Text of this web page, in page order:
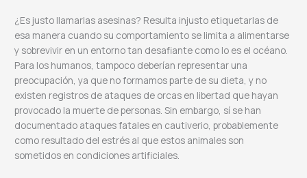
¿Es justo llamarlas asesinas? Resulta injusto etiquetarlas de
esa manera cuando su comportamiento se limita a alimentarse
y sobrevivir en un entorno tan desafiante como lo es el océano.
Para los humanos, tampoco deberían representar una
preocupación, ya que no formamos parte de su dieta, y no
existen registros de ataques de orcas en libertad que hayan
provocado la muerte de personas. Sin embargo, sí se han
documentado ataques fatales en cautiverio, probablemente
como resultado del estrés al que estos animales son
sometidos en condiciones artificiales.